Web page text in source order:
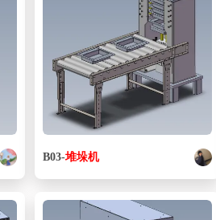
B03-堆垛机